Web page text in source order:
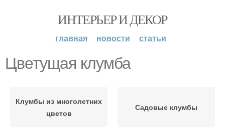
ИНТЕРЬЕР И ДЕКОР
главная новости статьи
Цветущая клумба
Клумбы из многолетних
цветов
Садовые клумбы